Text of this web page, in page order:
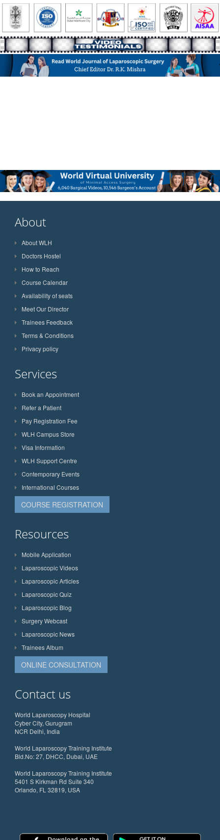
About
About WLH
Doctors Hostel
How to Reach
Course Calendar
Availability of seats
Meet Our Director
Trainees Feedback
Terms & Conditions
Privacy policy
Services
Book an Appointment
Refer a Patient
Pay Registration Fee
WLH Campus Store
Visa Information
WLH Support Centre
Contemporary Events
International Courses
COURSE REGISTRATION
Resources
Mobile Application
Laparoscopic Videos
Laparoscopic Articles
Laparoscopic Quiz
Laparoscopic Blog
Surgery Webcast
Laparoscopic News
Trainees Album
ONLINE CONSULTATION
Contact us
World Laparoscopy Hospital
Cyber City, Gurugram
NCR Delhi, India
World Laparoscopy Training Institute
Bld.No: 27, DHCC, Dubai, UAE
World Laparoscopy Training Institute
5401 S Kirkman Rd Suite 340
Orlando, FL 32819, USA